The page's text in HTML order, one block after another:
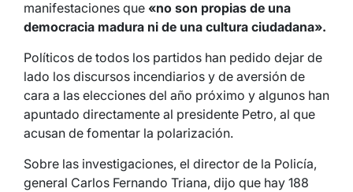
manifestaciones que «no son propias de una
democracia madura ni de una cultura ciudadana».
Políticos de todos los partidos han pedido dejar de
lado los discursos incendiarios y de aversión de
cara a las elecciones del año próximo y algunos han
apuntado directamente al presidente Petro, al que
acusan de fomentar la polarización.
Sobre las investigaciones, el director de la Policía,
general Carlos Fernando Triana, dijo que hay 188